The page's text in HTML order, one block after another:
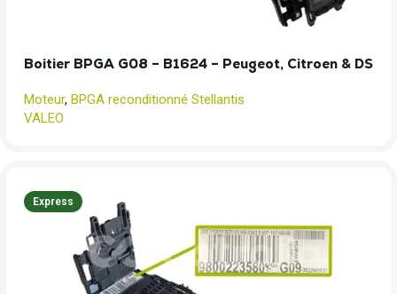
Boitier BPGA G08 – B1624 – Peugeot, Citroen & DS
Moteur, BPGA reconditionné Stellantis
VALEO
Express